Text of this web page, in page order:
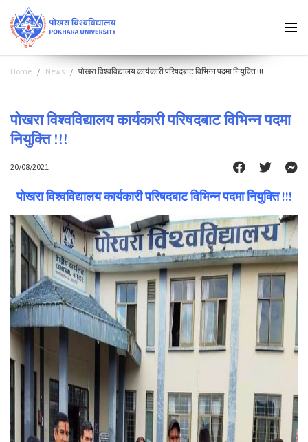
Home News पोखरा विश्वविद्यालय कार्यकारी परिषदबाट विभिन्न पदमा नियुक्ति !!!
पोखरा विश्वविद्यालय कार्यकारी परिषदबाट विभिन्न पदमा
नियुक्ति !!!
20/08/2021
पोखरा विश्वविद्यालय कार्यकारी परिषदबाट विभिन्न पदमा नियुक्ति !!!